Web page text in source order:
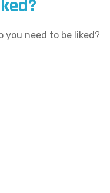
you need to be liked?